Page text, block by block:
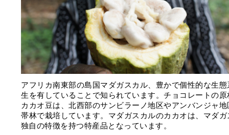
アフリカ南東部の島国マダガスカル、豊かで個性的な生
生を有していることで知られています。チョコレートの
カカオ豆は、北西部のサンビラーノ地区やアンバンジャ
帯林で栽培しています。マダガスカルのカカオは、マダ
独自の特徴を持つ特産品となっています。